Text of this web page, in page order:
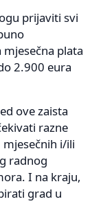
prijaviti svi
plata
2.900 eura
ove zaista
razne
i/ili
radnog
I na kraju,
grad u